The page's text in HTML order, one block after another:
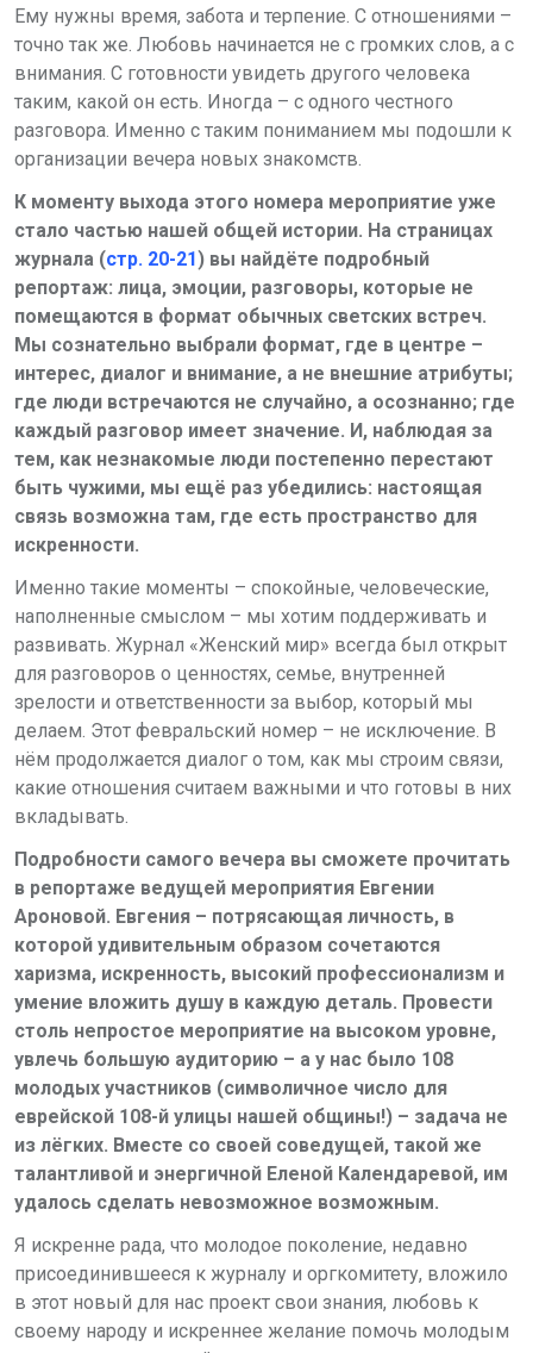
Ему нужны время, забота и терпение. С отношениями –
точно так же. Любовь начинается не с громких слов, а с
внимания. С готовности увидеть другого человека
таким, какой он есть. Иногда – с одного честного
разговора. Именно с таким пониманием мы подошли к
организации вечера новых знакомств.
К моменту выхода этого номера мероприятие уже
стало частью нашей общей истории. На страницах
журнала (стр. 20-21) вы найдёте подробный
репортаж: лица, эмоции, разговоры, которые не
помещаются в формат обычных светских встреч.
Мы сознательно выбрали формат, где в центре –
интерес, диалог и внимание, а не внешние атрибуты;
где люди встречаются не случайно, а осознанно; где
каждый разговор имеет значение. И, наблюдая за
тем, как незнакомые люди постепенно перестают
быть чужими, мы ещё раз убедились: настоящая
связь возможна там, где есть пространство для
искренности.
Именно такие моменты – спокойные, человеческие,
наполненные смыслом – мы хотим поддерживать и
развивать. Журнал «Женский мир» всегда был открыт
для разговоров о ценностях, семье, внутренней
зрелости и ответственности за выбор, который мы
делаем. Этот февральский номер – не исключение. В
нём продолжается диалог о том, как мы строим связи,
какие отношения считаем важными и что готовы в них
вкладывать.
Подробности самого вечера вы сможете прочитать
в репортаже ведущей мероприятия Евгении
Ароновой. Евгения – потрясающая личность, в
которой удивительным образом сочетаются
харизма, искренность, высокий профессионализм и
умение вложить душу в каждую деталь. Провести
столь непростое мероприятие на высоком уровне,
увлечь большую аудиторию – а у нас было 108
молодых участников (символичное число для
еврейской 108-й улицы нашей общины!) – задача не
из лёгких. Вместе со своей соведущей, такой же
талантливой и энергичной Еленой Календаревой, им
удалось сделать невозможное возможным.
Я искренне рада, что молодое поколение, недавно
присоединившееся к журналу и оргкомитету, вложило
в этот новый для нас проект свои знания, любовь к
своему народу и искреннее желание помочь молодым